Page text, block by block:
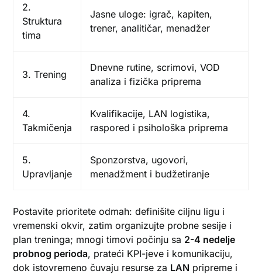
2.
Struktura
tima
Jasne uloge: igrač, kapiten,
trener, analitičar, menadžer
3. Trening
Dnevne rutine, scrimovi, VOD
analiza i fizička priprema
4.
Takmičenja
Kvalifikacije, LAN logistika,
raspored i psihološka priprema
5.
Upravljanje
Sponzorstva, ugovori,
menadžment i budžetiranje
Postavite prioritete odmah: definišite ciljnu ligu i
vremenski okvir, zatim organizujte probne sesije i
plan treninga; mnogi timovi počinju sa 2-4 nedelje
probnog perioda, prateći KPI-jeve i komunikaciju,
dok istovremeno čuvaju resurse za LAN pripreme i